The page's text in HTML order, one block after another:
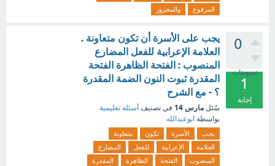
المرفوع
والمجرور
0
تصويتات
1
إجابة
يجب على الأسرة أن تكون متعاونة .
العلامة الإعرابية للفعل المضارع
المنصوب : الفتحة الظاهرة الفتحة
المقدرة ثبوت النون الضمة المقدرة
؟ - مع الشرح
سُئل مارس 14 في تصنيف أسئلة تعليمية
بواسطة ابوعبدالله
يجب الأسرة تكون
متعاونة
العلامة
الإعرابية للفعل
المضارع
المنصوب
الفتحة الظاهرة المقدرة